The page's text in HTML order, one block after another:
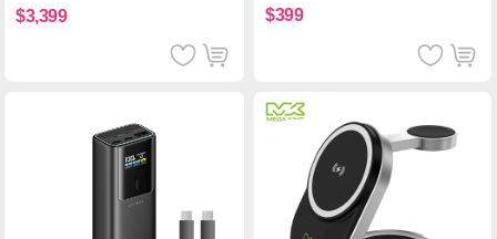
$3,399 $399